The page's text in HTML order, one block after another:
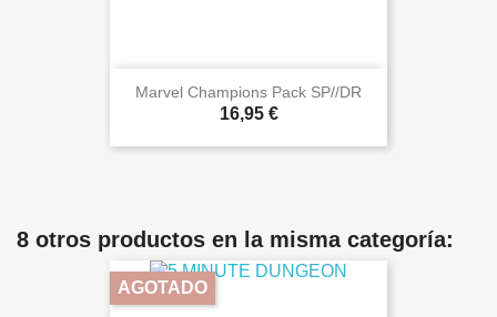
Marvel Champions Pack SP//DR
16,95 €
8 otros productos en la misma categoría:
AGOTADO